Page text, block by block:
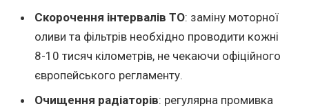
Скорочення інтервалів ТО: заміну моторної
оливи та фільтрів необхідно проводити кожні
8-10 тисяч кілометрів, не чекаючи офіційного
європейського регламенту.
Очищення радіаторів: регулярна промивка